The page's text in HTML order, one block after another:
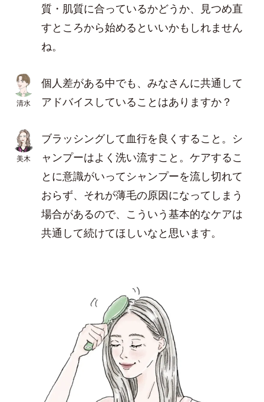
質・肌質に合っているかどうか、見つめ直
すところから始めるといいかもしれません
ね。
清水
個人差がある中でも、みなさんに共通して
アドバイスしていることはありますか？
美木
ブラッシングして血行を良くすること。シ
ャンプーはよく洗い流すこと。ケアするこ
とに意識がいってシャンプーを流し切れて
おらず、それが薄毛の原因になってしまう
場合があるので、こういう基本的なケアは
共通して続けてほしいなと思います。